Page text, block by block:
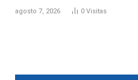
agosto 7, 2026 0 Visitas